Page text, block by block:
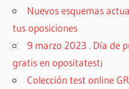
Nuevos esquemas
tus oposiciones
9 marzo 2023 . Día de
gratis en opositatest¡
Colección test online